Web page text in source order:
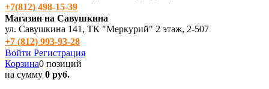
+7(812) 498‑15-39
Магазин на Савушкина
ул. Савушкина 141, ТК "Меркурий" 2 этаж, 2-507
+7 (812) 993-93-28
Войти Регистрация
Корзина0 позиций
на сумму 0 руб.